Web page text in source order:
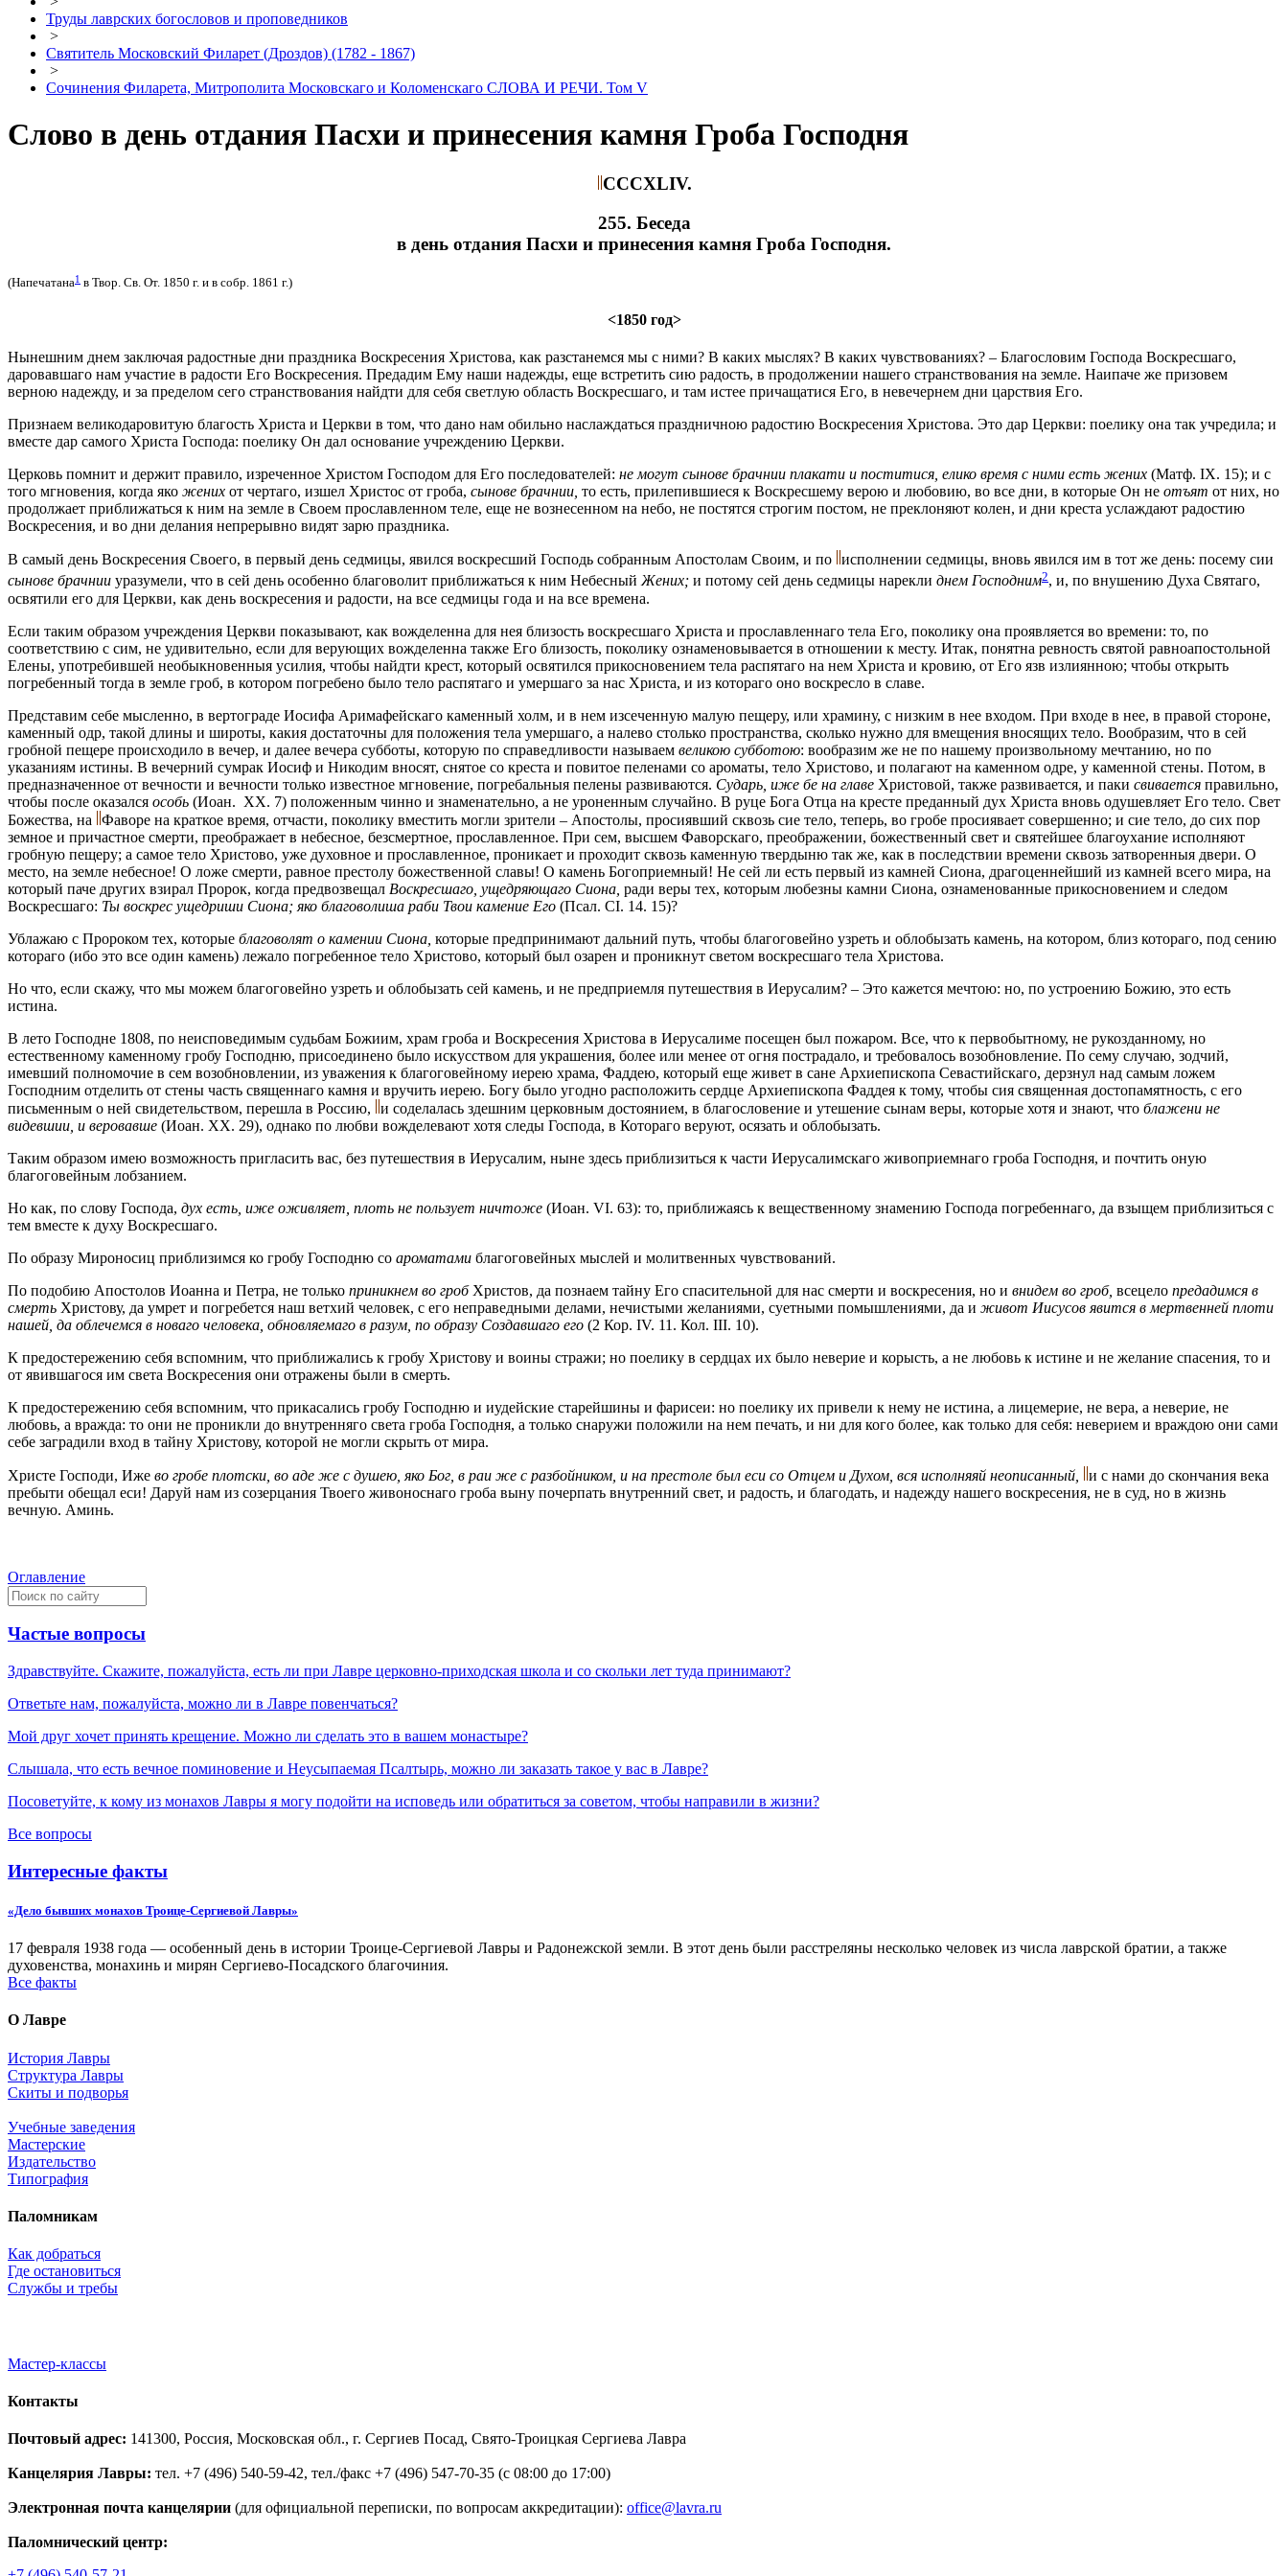
Труды лаврских богословов и проповедников
>
Святитель Московский Филарет (Дроздов) (1782 - 1867)
>
Сочинения Филарета, Митрополита Московскаго и Коломенскаго СЛОВА И РЕЧИ. Том V
Слово в день отдания Пасхи и принесения камня Гроба Господня
CCCXLIV.
255. Беседа
в день отдания Пасхи и принесения камня Гроба Господня.
(Напечатана1 в Твор. Св. От. 1850 г. и в собр. 1861 г.)
<1850 год>
Нынешним днем заключая радостные дни праздника Воскресения Христова, как разстанемся мы с ними? В каких мыслях? В каких чувствованиях? – Благословим Господа Воскресшаго,
даровавшаго нам участие в радости Его Воскресения. Предадим Ему наши надежды, еще встретить сию радость, в продолжении нашего странствования на земле. Наипаче же призовем
верною надежду, и за пределом сего странствования найдти для себя светлую область Воскресшаго, и там истее причащатися Его, в невечернем дни царствия Его.
Признаем великодаровитую благость Христа и Церкви в том, что дано нам обильно наслаждаться праздничною радостию Воскресения Христова. Это дар Церкви: поелику она так учредила; и
вместе дар самого Христа Господа: поелику Он дал основание учреждению Церкви.
Церковь помнит и держит правило, изреченное Христом Господом для Его последователей: не могут сынове брачнии плакати и поститися, елико время с ними есть жених (Матф. IX. 15); и с
того мгновения, когда яко жених от чертаго, изшел Христос от гроба, сынове брачнии, то есть, прилепившиеся к Воскресшему верою и любовию, во все дни, в которые Он не отъят от них, но
продолжает приближаться к ним на земле в Своем прославленном теле, еще не вознесенном на небо, не постятся строгим постом, не преклоняют колен, и дни креста услаждают радостию
Воскресения, и во дни делания непрерывно видят зарю праздника.
В самый день Воскресения Своего, в первый день седмицы, явился воскресший Господь собранным Апостолам Своим, и по исполнении седмицы, вновь явился им в тот же день: посему сии
сынове брачнии уразумели, что в сей день особенно благоволит приближаться к ним НебесныйЖених; и потому сей день седмицы нарекли днем Господним2, и, по внушению Духа Святаго,
освятили его для Церкви, как день воскресения и радости, на все седмицы года и на все времена.
Если таким образом учреждения Церкви показывают, как вожделенна для нея близость воскресшаго Христа и прославленнаго тела Его, поколику она проявляется во времени: то, по
соответствию с сим, не удивительно, если для верующих вожделенна также Его близость, поколику ознаменовывается в отношении к месту. Итак, понятна ревность святой равноапостольной
Елены, употребившей необыкновенныя усилия, чтобы найдти крест, который освятился прикосновением тела распятаго на нем Христа и кровию, от Его язв излиянною; чтобы открыть
погребенный тогда в земле гроб, в котором погребено было тело распятаго и умершаго за нас Христа, и из котораго оно воскресло в славе.
Представим себе мысленно, в вертограде Иосифа Аримафейскаго каменный холм, и в нем изсеченную малую пещеру, или храмину, с низким в нее входом. При входе в нее, в правой стороне,
каменный одр, такой длины и широты, какия достаточны для положения тела умершаго, а налево столько пространства, сколько нужно для вмещения вносящих тело. Вообразим, что в сей
гробной пещере происходило в вечер, и далее вечера субботы, которую по справедливости называем великою субботою: вообразим же не по нашему произвольному мечтанию, но по
указаниям истины. В вечерний сумрак Иосиф и Никодим вносят, снятое со креста и повитое пеленами со ароматы, тело Христово, и полагают на каменном одре, у каменной стены. Потом, в
предназначенное от вечности и вечности только известное мгновение, погребальныя пелены развиваются. Сударь, иже бе на главе Христовой, также развивается, и паки свивается правильно,
чтобы после оказался особь (Иоан. XX. 7) положенным чинно и знаменательно, а не уроненным случайно. В руце Бога Отца на кресте преданный дух Христа вновь одушевляет Его тело. Свет
Божества, на
Фаворе на краткое время, отчасти, поколику вместить могли зрители – Апостолы, просиявший сквозь сие тело, теперь, во гробе просиявает совершенно; и сие тело, до сих пор
земное и причастное смерти, преображает в небесное, безсмертное, прославленное. При сем, высшем Фаворскаго, преображении, божественный свет и святейшее благоухание исполняют
гробную пещеру; а самое тело Христово, уже духовное и прославленное, проникает и проходит сквозь каменную твердыню так же, как в последствии времени сквозь затворенныя двери. О
место, на земле небесное! О ложе смерти, равное престолу божественной славы! О камень Богоприемный! Не сей ли есть первый из камней Сиона, драгоценнейший из камней всего мира, на
который паче других взирал Пророк, когда предвозвещал Воскресшаго, ущедряющаго Сиона, ради веры тех, которым любезны камни Сиона, ознаменованные прикосновением и следом
Воскресшаго: Ты воскрес ущедриши Сиона; яко благоволиша раби Твои камение Его (Псал. CI. 14. 15)?
Ублажаю с Пророком тех, которые благоволят о камении Сиона, которые предпринимают дальний путь, чтобы благоговейно узреть и облобызать камень, на котором, близ котораго, под сению
котораго (ибо это все один камень) лежало погребенное тело Христово, который был озарен и проникнут светом воскресшаго тела Христова.
Но что, если скажу, что мы можем благоговейно узреть и облобызать сей камень, и не предприемля путешествия в Иерусалим? – Это кажется мечтою: но, по устроению Божию, это есть
истина.
В лето Господне 1808, по неисповедимым судьбам Божиим, храм гроба и Воскресения Христова в Иерусалиме посещен был пожаром. Все, что к первобытному, не рукозданному, но
естественному каменному гробу Господню, присоединено было искусством для украшения, более или менее от огня пострадало, и требовалось возобновление. По сему случаю, зодчий,
имевший полномочие в сем возобновлении, из уважения к благоговейному иерею храма, Фаддею, который еще живет в сане Архиепископа Севастийскаго, дерзнул над самым ложем
Господним отделить от стены часть священнаго камня и вручить иерею. Богу было угодно расположить сердце Архиепископа Фаддея к тому, чтобы сия священная достопамятность, с его
письменным о ней свидетельством, перешла в Россию,
и соделалась здешним церковным достоянием, в благословение и утешение сынам веры, которые хотя и знают, что блажени не
видевшии, и веровавше (Иоан. XX. 29), однако по любви вожделевают хотя следы Господа, в Котораго веруют, осязать и облобызать.
Таким образом имею возможность пригласить вас, без путешествия в Иерусалим, ныне здесь приблизиться к части Иерусалимскаго живоприемнаго гроба Господня, и почтить оную
благоговейным лобзанием.
Но как, по слову Господа, дух есть, иже оживляет, плоть не пользует ничтоже (Иоан. VI. 63): то, приближаясь к вещественному знамению Господа погребеннаго, да взыщем приблизиться с
тем вместе к духу Воскресшаго.
По образу Мироносиц приблизимся ко гробу Господню со ароматами благоговейных мыслей и молитвенных чувствований.
По подобию Апостолов Иоанна и Петра, не только приникнем во гроб Христов, да познаем тайну Его спасительной для нас смерти и воскресения, но и внидем во гроб, всецело предадимся в
смерть Христову, да умрет и погребется наш ветхий человек, с его неправедными делами, нечистыми желаниями, суетными помышлениями, да и живот Иисусов явится в мертвенней плоти
нашей, да облечемся в новаго человека, обновляемаго в разум, по образу Создавшаго его (2 Кор. IV. 11. Кол. III. 10).
К предостережению себя вспомним, что приближались к гробу Христову и воины стражи; но поелику в сердцах их было неверие и корысть, а не любовь к истине и не желание спасения, то и
от явившагося им света Воскресения они отражены были в смерть.
К предостережению себя вспомним, что прикасались гробу Господню и иудейские старейшины и фарисеи: но поелику их привели к нему не истина, а лицемерие, не вера, а неверие, не
любовь, а вражда: то они не проникли до внутренняго света гроба Господня, а только снаружи положили на нем печать, и ни для кого более, как только для себя: неверием и враждою они сами
себе заградили вход в тайну Христову, которой не могли скрыть от мира.
Христе Господи, Иже во гробе плотски, во аде же с душею, яко Бог, в раи же с разбойником, и на престоле был еси со Отцем и Духом, вся исполняяй неописанный,
и с нами до скончания века
пребыти обещал еси! Даруй нам из созерцания Твоего живоноснаго гроба выну почерпать внутренний свет, и радость, и благодать, и надежду нашего воскресения, не в суд, но в жизнь
вечную. Аминь.
Оглавление
Частые вопросы
Здравствуйте. Скажите, пожалуйста, есть ли при Лавре церковно-приходская школа и со скольки лет туда принимают?
Ответьте нам, пожалуйста, можно ли в Лавре повенчаться?
Мой друг хочет принять крещение. Можно ли сделать это в вашем монастыре?
Слышала, что есть вечное поминовение и Неусыпаемая Псалтырь, можно ли заказать такое у вас в Лавре?
Посоветуйте, к кому из монахов Лавры я могу подойти на исповедь или обратиться за советом, чтобы направили в жизни?
Все вопросы
Интересные факты
«Дело бывших монахов Троице-Сергиевой Лавры»
17 февраля 1938 года — особенный день в истории Троице-Сергиевой Лавры и Радонежской земли. В этот день были расстреляны несколько человек из числа лаврской братии, а также
духовенства, монахинь и мирян Сергиево-Посадского благочиния.
Все факты
О Лавре
История Лавры
Структура Лавры
Скиты и подворья
Учебные заведения
Мастерские
Издательство
Типография
Паломникам
Как добраться
Где остановиться
Службы и требы
Мастер-классы
Контакты
Почтовый адрес: 141300, Россия, Московская обл., г. Сергиев Посад, Свято-Троицкая Сергиева Лавра
Канцелярия Лавры: тел. +7 (496) 540-59-42, тел./факс +7 (496) 547-70-35 (с 08:00 до 17:00)
Электронная почта канцелярии (для официальной переписки, по вопросам аккредитации): office@lavra.ru
Паломнический центр: